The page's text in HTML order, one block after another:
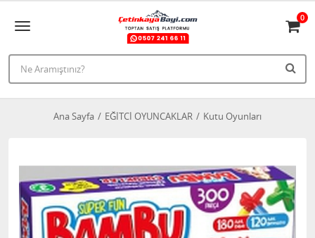
0
Ana Sayfa EĞİTCİ OYUNCAKLAR Kutu Oyunları